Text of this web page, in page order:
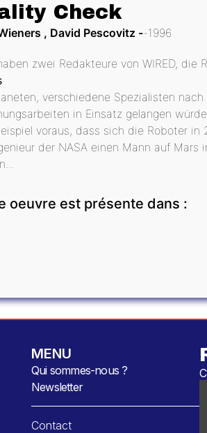
Check
, David Pescovitz 1996
zwei Redakteure von WIRED, die
verschiedene Spezialisten
in Einsatz gelangen
voraus, dass sich die Roboter
der NASA einen Mann auf Mars
oeuvre est présente dans :
MENU
Qui sommes-nous ?
Newsletter
Contact